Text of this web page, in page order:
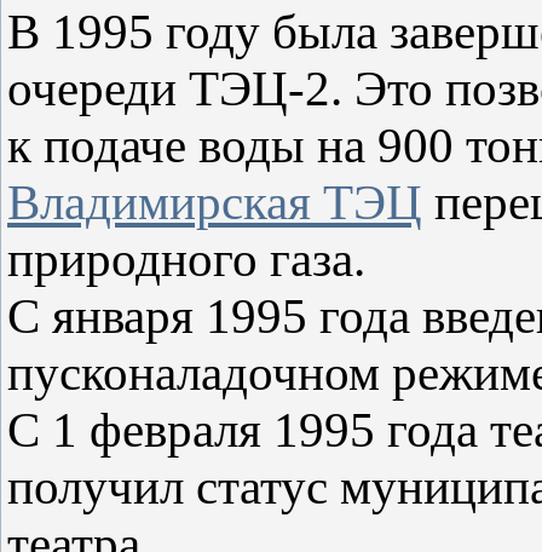
В 1995 году была
очереди ТЭЦ-2. Это
к подаче воды на 900
Владимирская ТЭЦ
природного газа.
С января 1995 года
пусконаладочном
С 1 февраля 1995 года
получил статус